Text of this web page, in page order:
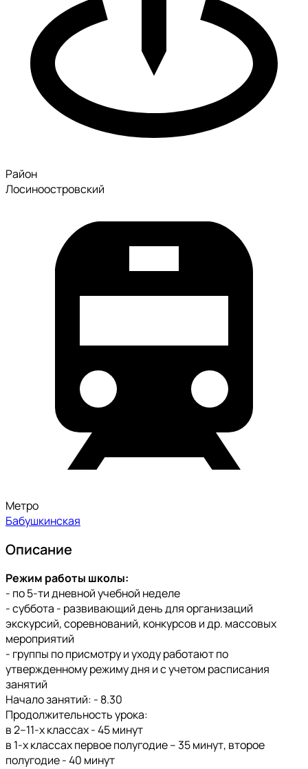
Район
Лосиноостровский
Метро
Бабушкинская
Описание
Режим работы школы:
- по 5-ти дневной учебной неделе
- суббота - развивающий день для организаций
экскурсий, соревнований, конкурсов и др. массовых
мероприятий
- группы по присмотру и уходу работают по
утвержденному режиму дня и с учетом расписания
занятий
Начало занятий: - 8.30
Продолжительность урока:
в 2–11-х классах - 45 минут
в 1-х классах первое полугодие – 35 минут, второе
полугодие - 40 минут